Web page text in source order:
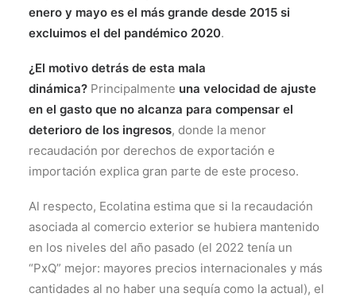
enero y mayo es el más grande desde 2015 si
excluimos el del pandémico 2020.
¿El motivo detrás de esta mala
dinámica? Principalmente una velocidad de ajuste
en el gasto que no alcanza para compensar el
deterioro de los ingresos, donde la menor
recaudación por derechos de exportación e
importación explica gran parte de este proceso.
Al respecto, Ecolatina estima que si la recaudación
asociada al comercio exterior se hubiera mantenido
en los niveles del año pasado (el 2022 tenía un
“PxQ” mejor: mayores precios internacionales y más
cantidades al no haber una sequía como la actual), el